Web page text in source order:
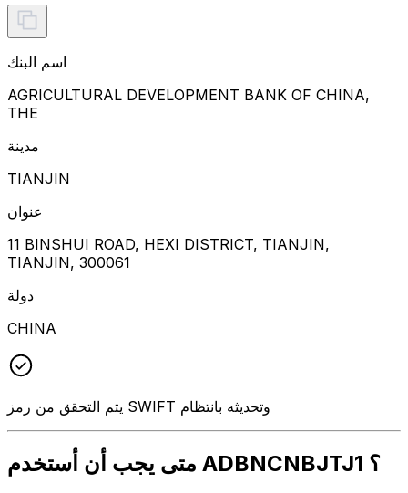
اسم البنك
AGRICULTURAL DEVELOPMENT BANK OF CHINA,
THE
مدينة
TIANJIN
عنوان
11 BINSHUI ROAD, HEXI DISTRICT, TIANJIN,
TIANJIN, 300061
دولة
CHINA
يتم التحقق من رمز SWIFT وتحديثه بانتظام
متى يجب أن أستخدم ADBNCNBJTJ1 ؟